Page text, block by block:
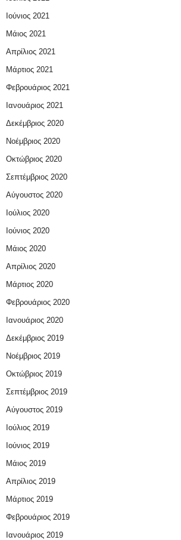
Ιούνιος 2021
Μάιος 2021
Απρίλιος 2021
Μάρτιος 2021
Φεβρουάριος 2021
Ιανουάριος 2021
Δεκέμβριος 2020
Νοέμβριος 2020
Οκτώβριος 2020
Σεπτέμβριος 2020
Αύγουστος 2020
Ιούλιος 2020
Ιούνιος 2020
Μάιος 2020
Απρίλιος 2020
Μάρτιος 2020
Φεβρουάριος 2020
Ιανουάριος 2020
Δεκέμβριος 2019
Νοέμβριος 2019
Οκτώβριος 2019
Σεπτέμβριος 2019
Αύγουστος 2019
Ιούλιος 2019
Ιούνιος 2019
Μάιος 2019
Απρίλιος 2019
Μάρτιος 2019
Φεβρουάριος 2019
Ιανουάριος 2019